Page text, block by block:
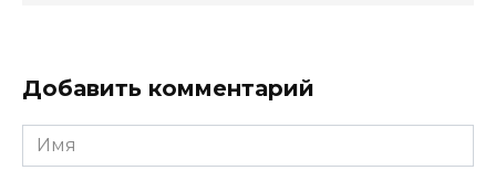
Добавить комментарий
Имя
*